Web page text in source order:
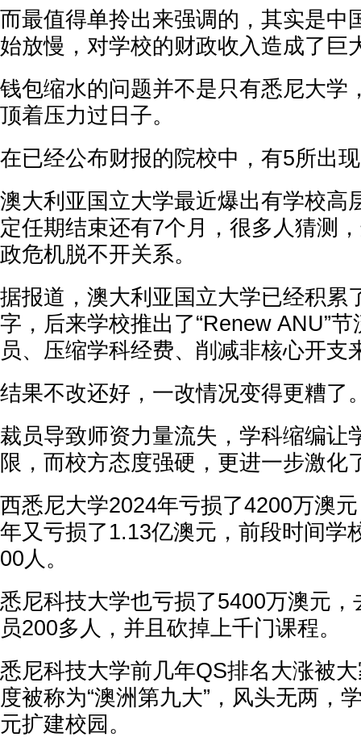
而最值得单拎出来强调的，其实是中
始放慢，对学校的财政收入造成了巨
钱包缩水的问题并不是只有悉尼大学
顶着压力过日子。
在已经公布财报的院校中，有5所出
澳大利亚国立大学最近爆出有学校高
定任期结束还有7个月，很多人猜测
政危机脱不开关系。
据报道，澳大利亚国立大学已经积累
字，后来学校推出了“Renew ANU”
员、压缩学科经费、削减非核心开支
结果不改还好，一改情况变得更糟了
裁员导致师资力量流失，学科缩编让
限，而校方态度强硬，更进一步激化
西悉尼大学2024年亏损了4200万澳
年又亏损了1.13亿澳元，前段时间学
00人。
悉尼科技大学也亏损了5400万澳元
员200多人，并且砍掉上千门课程。
悉尼科技大学前几年QS排名大涨被
度被称为“澳洲第九大”，风头无两，
元扩建校园。